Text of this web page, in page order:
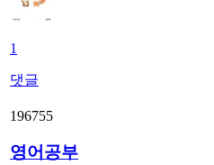
1
댓글
196755
영어공부